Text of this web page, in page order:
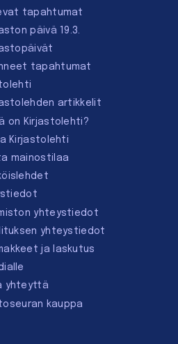
tapahtumat
päivä 19.3.
tapahtumat
artikkelit
on Kirjastolehti?
Kirjastolehti
mainostilaa
yhteystiedot
yhteystiedot
ja laskutus
yhteyttä
kauppa